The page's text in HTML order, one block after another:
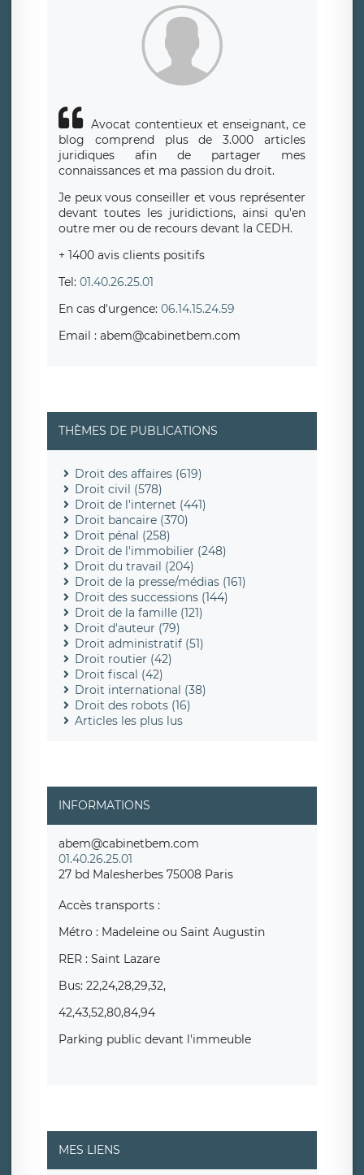
Avocat contentieux et enseignant, ce
blog comprend plus de 3.000 articles
juridiques afin de partager mes
connaissances et ma passion du droit.
Je peux vous conseiller et vous représenter
devant toutes les juridictions, ainsi qu'en
outre mer ou de recours devant la CEDH.
+ 1400 avis clients positifs
Tel: 01.40.26.25.01
En cas d'urgence: 06.14.15.24.59
Email : abem@cabinetbem.com
THÈMES DE PUBLICATIONS
Droit des affaires (619)
Droit civil (578)
Droit de l'internet (441)
Droit bancaire (370)
Droit pénal (258)
Droit de l'immobilier (248)
Droit du travail (204)
Droit de la presse/médias (161)
Droit des successions (144)
Droit de la famille (121)
Droit d'auteur (79)
Droit administratif (51)
Droit routier (42)
Droit fiscal (42)
Droit international (38)
Droit des robots (16)
Articles les plus lus
INFORMATIONS
abem@cabinetbem.com
01.40.26.25.01
27 bd Malesherbes 75008 Paris
Accès transports :
Métro : Madeleine ou Saint Augustin
RER : Saint Lazare
Bus: 22,24,28,29,32,
42,43,52,80,84,94
Parking public devant l'immeuble
MES LIENS